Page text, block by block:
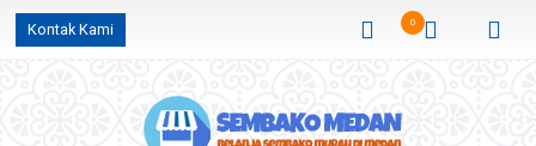
Kontak Kami 0